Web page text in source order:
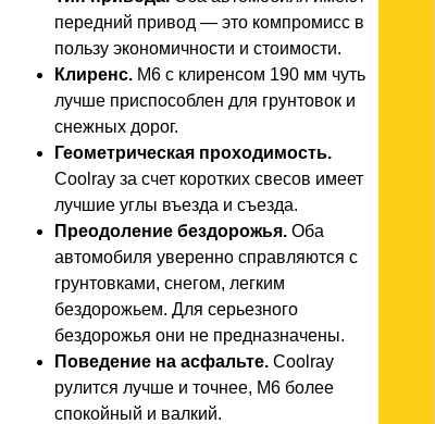
передний привод — это компромисс в
пользу экономичности и стоимости.
Клиренс. M6 с клиренсом 190 мм чуть
лучше приспособлен для грунтовок и
снежных дорог.
Геометрическая проходимость.
Coolray за счет коротких свесов имеет
лучшие углы въезда и съезда.
Преодоление бездорожья. Оба
автомобиля уверенно справляются с
грунтовками, снегом, легким
бездорожьем. Для серьезного
бездорожья они не предназначены.
Поведение на асфальте. Coolray
рулится лучше и точнее, M6 более
спокойный и валкий.